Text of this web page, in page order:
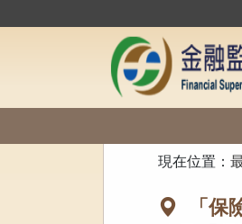
到
現在位置：
「保